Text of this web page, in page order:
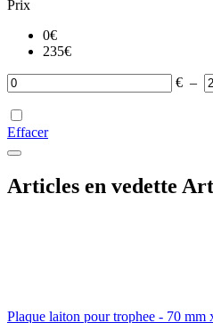
Prix
0€
235€
€ –
Effacer
Articles en vedette
Plaque laiton pour trophee - 70 mm